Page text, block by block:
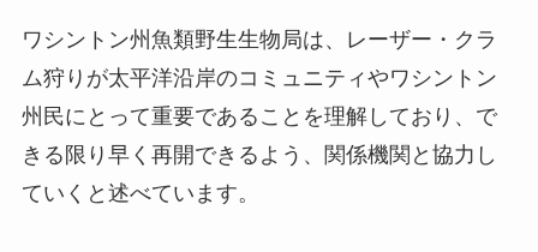
ワシントン州魚類野生生物局は、レーザー・クラ
ム狩りが太平洋沿岸のコミュニティやワシントン
州民にとって重要であることを理解しており、で
きる限り早く再開できるよう、関係機関と協力し
ていくと述べています。